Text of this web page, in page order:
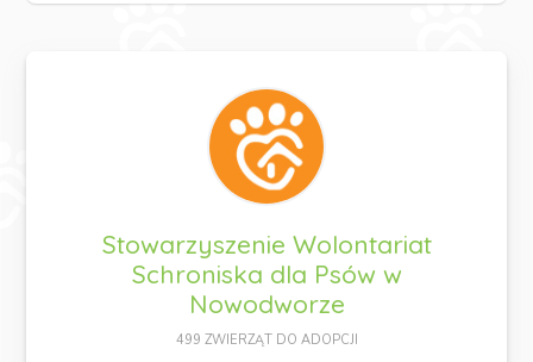
Stowarzyszenie Wolontariat
Schroniska dla Psów w
Nowodworze
499 ZWIERZĄT DO ADOPCJI